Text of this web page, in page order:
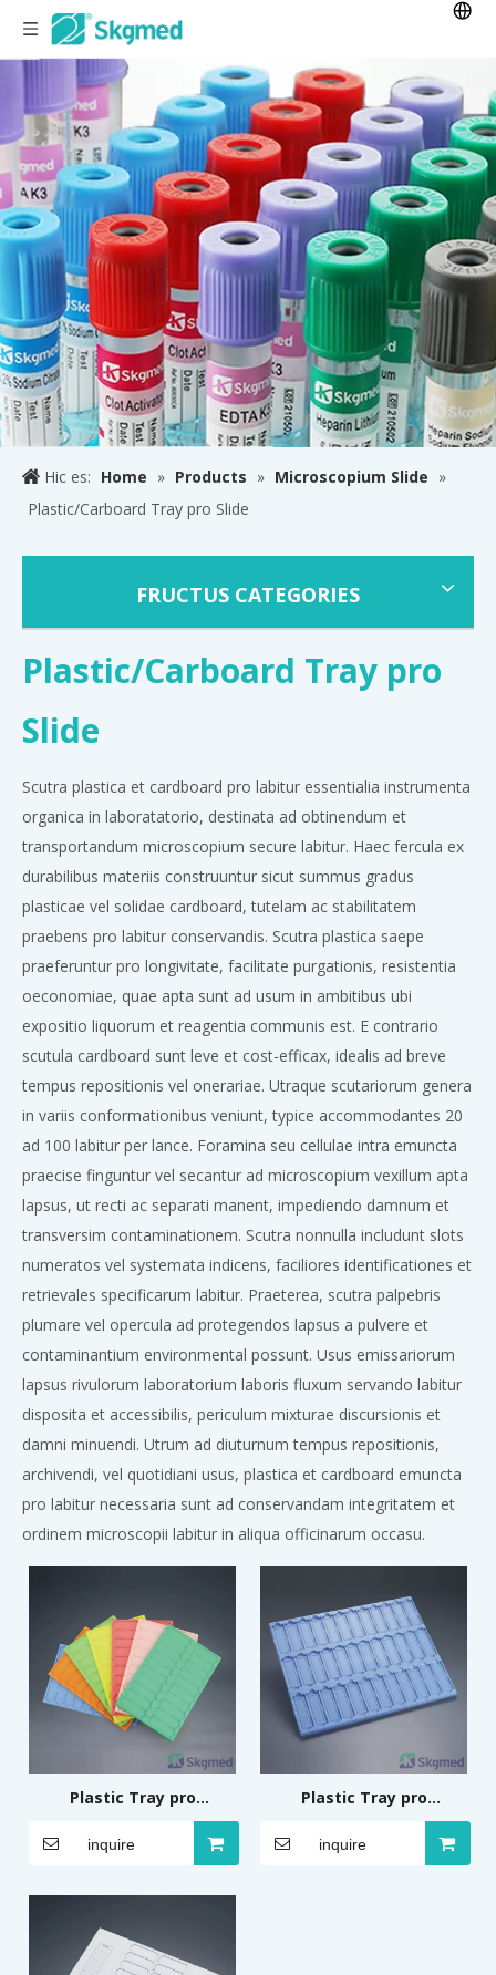
Hic es: Home » Products » Microscopium Slide »
Plastic/Carboard Tray pro Slide
FRUCTUS CATEGORIES
Plastic/Carboard Tray pro
Slide
Scutra plastica et cardboard pro labitur essentialia instrumenta
organica in laboratatorio, destinata ad obtinendum et
transportandum microscopium secure labitur. Haec fercula ex
durabilibus materiis construuntur sicut summus gradus
plasticae vel solidae cardboard, tutelam ac stabilitatem
praebens pro labitur conservandis. Scutra plastica saepe
praeferuntur pro longivitate, facilitate purgationis, resistentia
oeconomiae, quae apta sunt ad usum in ambitibus ubi
expositio liquorum et reagentia communis est. E contrario
scutula cardboard sunt leve et cost-efficax, idealis ad breve
tempus repositionis vel onerariae. Utraque scutariorum genera
in variis conformationibus veniunt, typice accommodantes 20
ad 100 labitur per lance. Foramina seu cellulae intra emuncta
praecise finguntur vel secantur ad microscopium vexillum apta
lapsus, ut recti ac separati manent, impediendo damnum et
transversim contaminationem. Scutra nonnulla includunt slots
numeratos vel systemata indicens, faciliores identificationes et
retrievales specificarum labitur. Praeterea, scutra palpebris
plumare vel opercula ad protegendos lapsus a pulvere et
contaminantium environmental possunt. Usus emissariorum
lapsus rivulorum laboratorium laboris fluxum servando labitur
disposita et accessibilis, periculum mixturae discursionis et
damni minuendi. Utrum ad diuturnum tempus repositionis,
archivendi, vel quotidiani usus, plastica et cardboard emuncta
pro labitur necessaria sunt ad conservandam integritatem et
ordinem microscopii labitur in aliqua officinarum occasu.
Plastic Tray pro
Microscopio Slide 20
Place
inquire
Plastic Tray pro
Microscopio Slide 30
Place
inquire